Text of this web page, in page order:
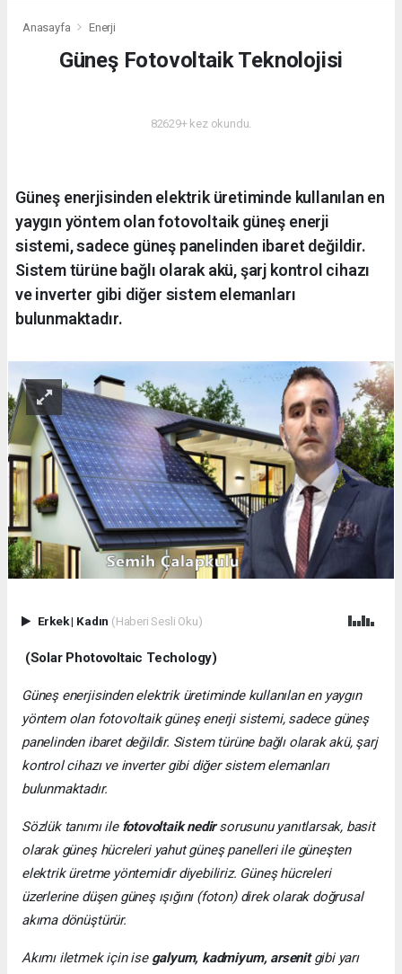
Anasayfa Enerji
Güneş Fotovoltaik Teknolojisi
82629+ kez okundu.
Güneş enerjisinden elektrik üretiminde kullanılan en
yaygın yöntem olan fotovoltaik güneş enerji
sistemi, sadece güneş panelinden ibaret değildir.
Sistem türüne bağlı olarak akü, şarj kontrol cihazı
ve inverter gibi diğer sistem elemanları
bulunmaktadır.
Erkek| Kadın (Haberi Sesli Oku)
(Solar Photovoltaic Techology)
Güneş enerjisinden elektrik üretiminde kullanılan en yaygın
yöntem olan fotovoltaik güneş enerji sistemi, sadece güneş
panelinden ibaret değildir. Sistem türüne bağlı olarak akü, şarj
kontrol cihazı ve inverter gibi diğer sistem elemanları
bulunmaktadır.
Sözlük tanımı ile fotovoltaik nedirsorusunu yanıtlarsak, basit
olarak güneş hücreleri yahut güneş panelleri ile güneşten
elektrik üretme yöntemidir diyebiliriz. Güneş hücreleri
üzerlerine düşen güneş ışığını (foton) direk olarak doğrusal
akıma dönüştürür.
Akımı iletmek için ise galyum, kadmiyum, arsenitgibi yarı